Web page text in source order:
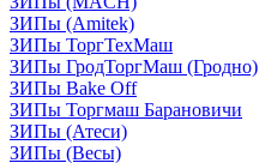
ЗИПы (Amitek)
ЗИПы ТоргТехМаш
ЗИПы ГродТоргМаш (Гродно)
ЗИПы Bake Off
ЗИПы Торгмаш Барановичи
ЗИПы (Атеси)
ЗИПы (Весы)